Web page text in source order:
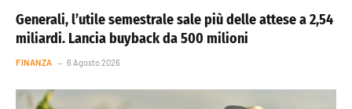
Generali, l’utile semestrale sale più delle attese a 2,54
miliardi. Lancia buyback da 500 milioni
FINANZA 6 Agosto 2026